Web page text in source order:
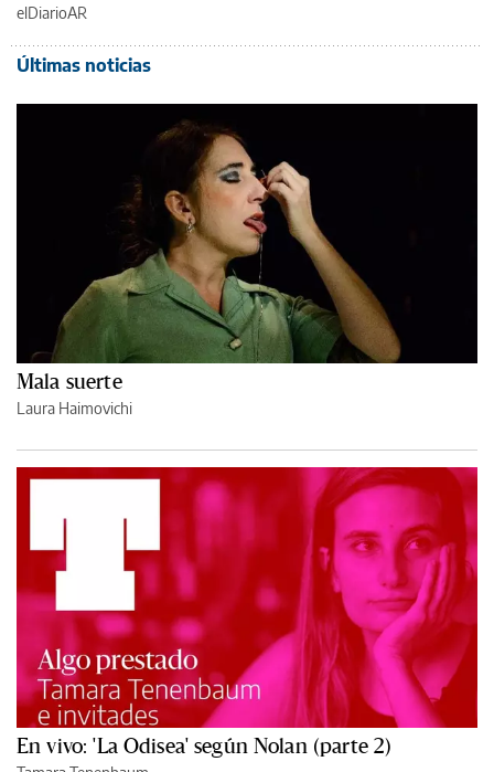
elDiarioAR
Últimas noticias
Mala suerte
Laura Haimovichi
En vivo: 'La Odisea' según Nolan (parte 2)